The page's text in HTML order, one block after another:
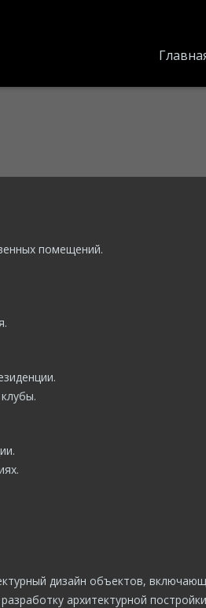
помещений.
дизайн объектов,
архитектурной